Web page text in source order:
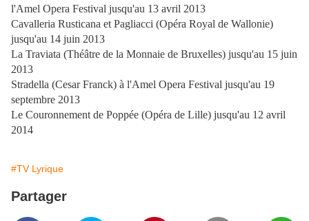
l'Amel Opera Festival jusqu'au 13 avril 2013
Cavalleria Rusticana et Pagliacci (Opéra Royal de Wallonie)
jusqu'au 14 juin 2013
La Traviata (Théâtre de la Monnaie de Bruxelles) jusqu'au 15 juin
2013
Stradella (Cesar Franck) à l'Amel Opera Festival jusqu'au 19
septembre 2013
Le Couronnement de Poppée (Opéra de Lille) jusqu'au 12 avril
2014
#TV Lyrique
Partager